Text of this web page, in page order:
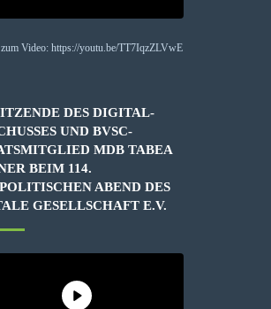
DES DIGITAL-
UND BVSC-
MDB TABEA
BEIM 114. N
ABEND DES D
GESELLSCHAFT E.V.